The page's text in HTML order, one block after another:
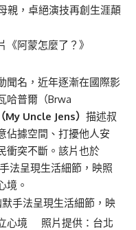
親，卓絕演技再創生涯顛
阿蒙怎麼了？》
聞名，近年逐漸在國際影
哈普爾（Brwa
My Uncle Jens） 描述叔
佔據空間、打擾他人安
衝突不斷。該片也於
法呈現生活細節，映照
境。
默手法呈現生活細節，映
心境 照片提供：台北